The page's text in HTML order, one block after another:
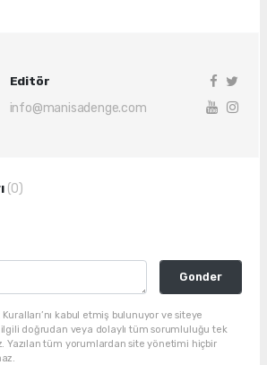
Editör
info@manisadenge.com
(0)
Gonder
kabul etmiş bulunuyor ve siteye
ilgili doğrudan veya dolaylı tüm sorumluluğu tek
Yazılan tüm yorumlardan site yönetimi hiçbir